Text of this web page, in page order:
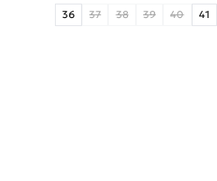
36 37 38 39 40 41